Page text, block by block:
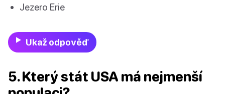
Jezero Erie
Ukaž odpověď
5. Který stát USA má nejmenší